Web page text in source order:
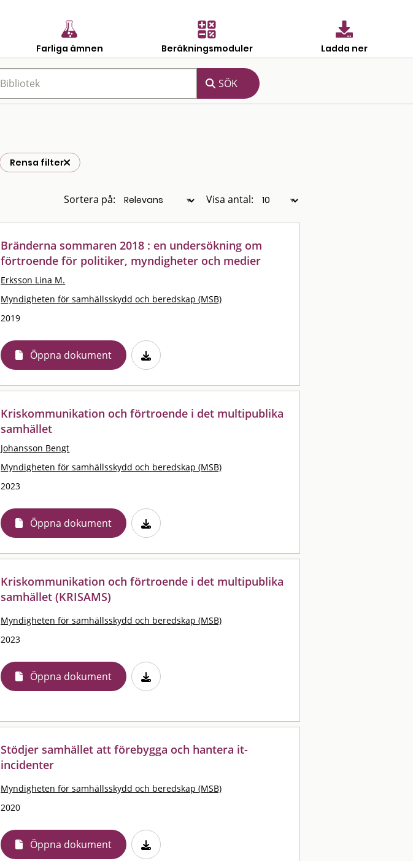
Farliga ämnen Beräkningsmoduler Ladda ner
Rensa filter
Sortera på: Visa antal:
Bränderna sommaren 2018 : en undersökning om
förtroende för politiker, myndigheter och medier
Erksson Lina M.
Myndigheten för samhällsskydd och beredskap (MSB)
2019
Öppna dokument
Kriskommunikation och förtroende i det multipublika
samhället
Johansson Bengt
Myndigheten för samhällsskydd och beredskap (MSB)
2023
Öppna dokument
Kriskommunikation och förtroende i det multipublika
samhället (KRISAMS)
Myndigheten för samhällsskydd och beredskap (MSB)
2023
Öppna dokument
Stödjer samhället att förebygga och hantera it-
incidenter
Myndigheten för samhällsskydd och beredskap (MSB)
2020
Öppna dokument